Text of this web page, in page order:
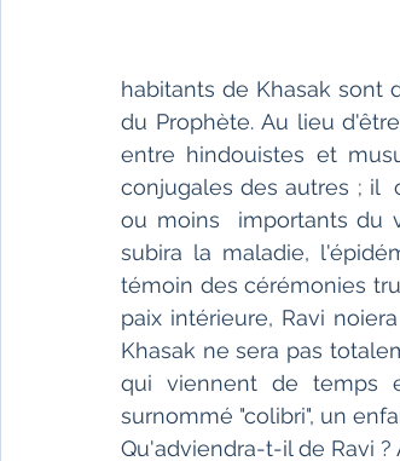
habitants de Khasak sont
du Prophète. Au lieu
entre hindouistes et
conjugales des autres ; il
ou moins  importants du
subira la maladie,
témoin des cérémonies
paix intérieure, Ravi
Khasak ne sera pas
qui viennent de temps
surnommé "colibri", un
Qu'adviendra-t-il de Ravi